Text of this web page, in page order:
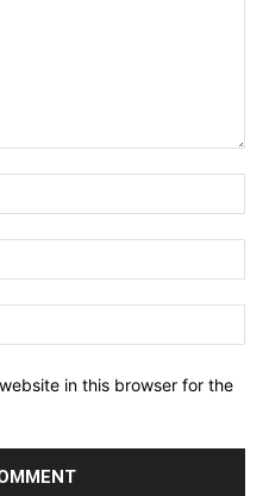
in this browser for the